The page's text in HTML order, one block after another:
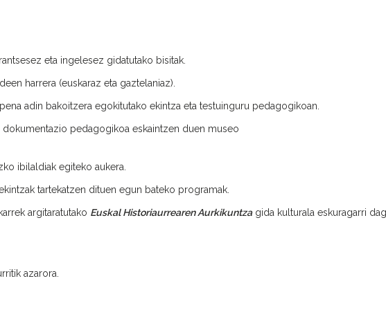
eta ingelesez gidatutako bisitak.
harrera (euskaraz eta gaztelaniaz).
adin bakoitzera egokitutako ekintza eta testuinguru pedagogikoan.
dokumentazio pedagogikoa eskaintzen duen museo
ibilaldiak egiteko aukera.
tartekatzen dituen egun bateko programak.
argitaratutako Euskal Historiaurrearen Aurkikuntzagida kulturala eskuragarri
azarora.